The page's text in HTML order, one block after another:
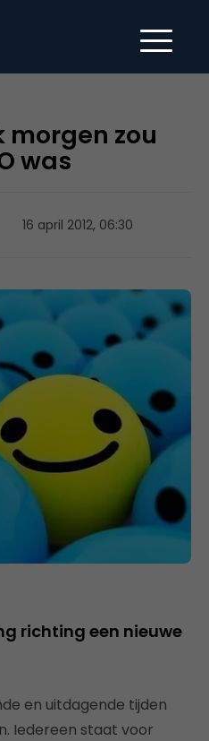
morgen zou
was
16 april 2012, 06:30
richting een nieuwe
en uitdagende tijden
Iedereen staat voor